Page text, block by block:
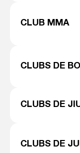
CLUB MMA
CLUBS DE
CLUBS DE
CLUBS DE